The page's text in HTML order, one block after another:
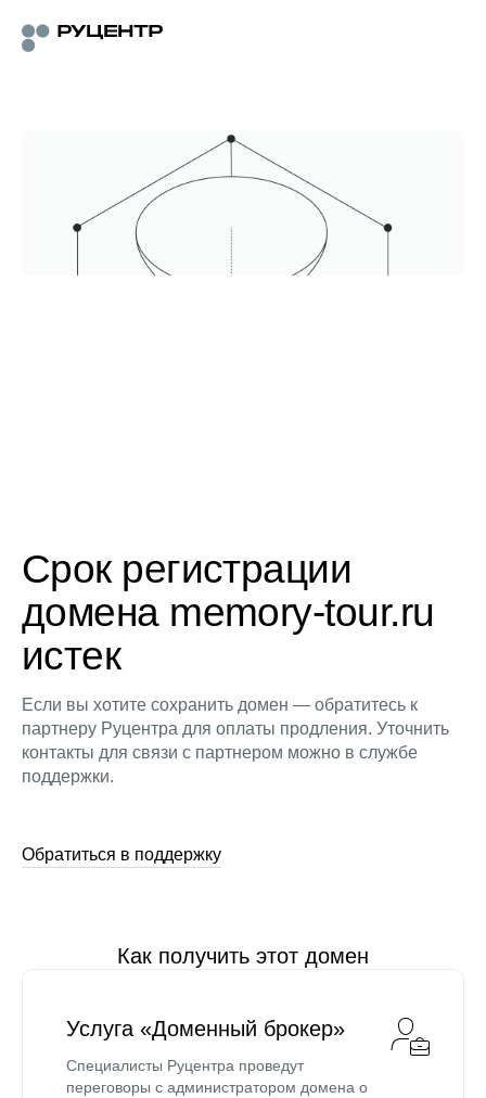
Срок регистрации
домена memory-tour.ru
истек
Если вы хотите сохранить домен — обратитесь к
партнеру Руцентра для оплаты продления. Уточнить
контакты для связи с партнером можно в службе
поддержки.
Обратиться в поддержку
Как получить этот домен
Услуга «Доменный брокер»
Специалисты Руцентра проведут
переговоры с администратором домена о